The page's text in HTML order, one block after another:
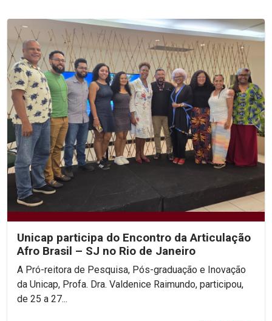
Unicap participa do Encontro da Articulação
Afro Brasil – SJ no Rio de Janeiro
A Pró-reitora de Pesquisa, Pós-graduação e Inovação
da Unicap, Profa. Dra. Valdenice Raimundo, participou,
de 25 a 27...